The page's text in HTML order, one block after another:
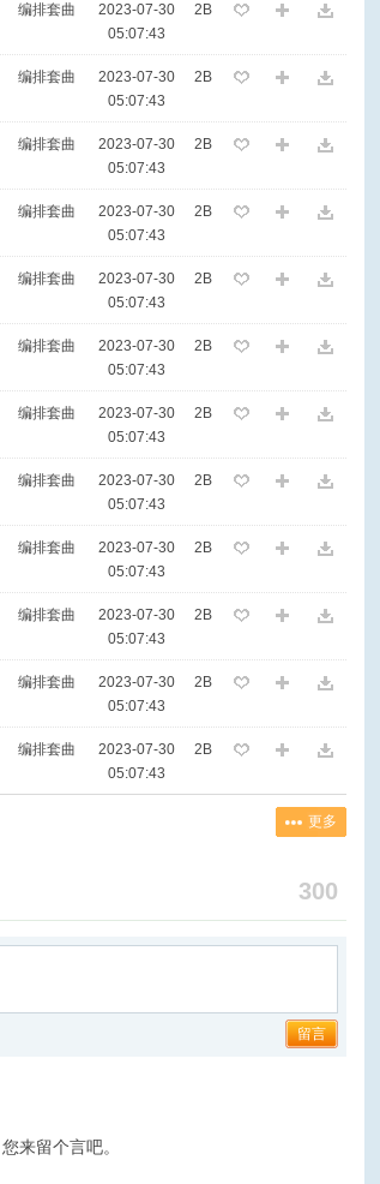
编排套曲
2023-07-30
05:07:43
2B
编排套曲
2023-07-30
05:07:43
2B
编排套曲
2023-07-30
05:07:43
2B
编排套曲
2023-07-30
05:07:43
2B
编排套曲
2023-07-30
05:07:43
2B
编排套曲
2023-07-30
05:07:43
2B
编排套曲
2023-07-30
05:07:43
2B
编排套曲
2023-07-30
05:07:43
2B
编排套曲
2023-07-30
05:07:43
2B
编排套曲
2023-07-30
05:07:43
2B
编排套曲
2023-07-30
05:07:43
2B
编排套曲
2023-07-30
05:07:43
2B
更多
300
留言
来留个言吧。